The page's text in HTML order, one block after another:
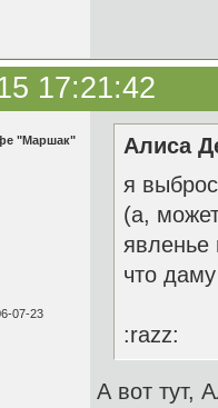
17:21:42
"Маршак"
07-23
Алиса
я
(а,
явленье
что
:razz:
А вот тут,